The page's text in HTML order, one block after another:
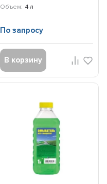
Объем: 4 л
По запросу
В корзину